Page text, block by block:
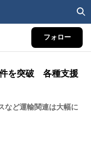
フォロー
を突破 各種支援
など運輸関連は大幅に